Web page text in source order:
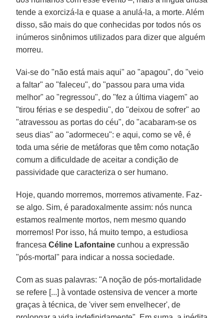
tende a exorcizá-la e quase a anulá-la, a morte. Além
disso, são mais do que conhecidas por todos nós os
inúmeros sinônimos utilizados para dizer que alguém
morreu.
Vai-se do "não está mais aqui" ao "apagou", do "veio
a faltar" ao "faleceu", do "passou para uma vida
melhor" ao "regressou", do "fez a última viagem" ao
"tirou férias e se despediu", do "deixou de sofrer" ao
"atravessou as portas do céu", do "acabaram-se os
seus dias" ao "adormeceu": e aqui, como se vê, é
toda uma série de metáforas que têm como notação
comum a dificuldade de aceitar a condição de
passividade que caracteriza o ser humano.
Hoje, quando morremos, morremos ativamente. Faz-
se algo. Sim, é paradoxalmente assim: nós nunca
estamos realmente mortos, nem mesmo quando
morremos! Por isso, há muito tempo, a estudiosa
francesaCéline Lafontaine cunhou a expressão
"pós-mortal" para indicar a nossa sociedade.
Com as suas palavras: "A noção de pós-mortalidade
se refere [...] à vontade ostensiva de vencer a morte
graças à técnica, de 'viver sem envelhecer', de